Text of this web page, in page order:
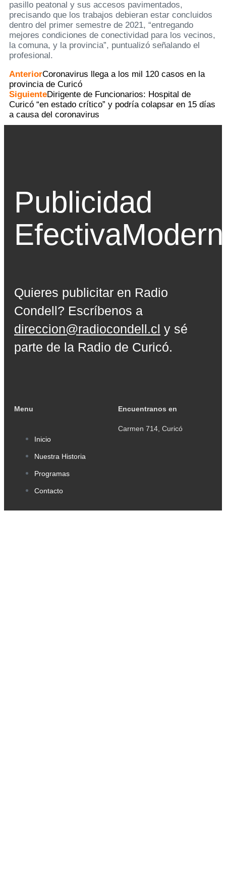
pasillo peatonal y sus accesos pavimentados,
precisando que los trabajos debieran estar concluidos
dentro del primer semestre de 2021, “entregando
mejores condiciones de conectividad para los vecinos,
la comuna, y la provincia”, puntualizó señalando el
profesional.
AnteriorCoronavirus llega a los mil 120 casos en la
provincia de Curicó
SiguienteDirigente de Funcionarios: Hospital de
Curicó “en estado crítico” y podría colapsar en 15 días
a causa del coronavirus
Publicidad
Efectiva
Quieres publicitar en Radio
Condell? Escríbenos a
direccion@radiocondell.cl y sé
parte de la Radio de Curicó.
Menu
Inicio
Nuestra Historia
Programas
Contacto
Encuentranos en
Carmen 714, Curicó